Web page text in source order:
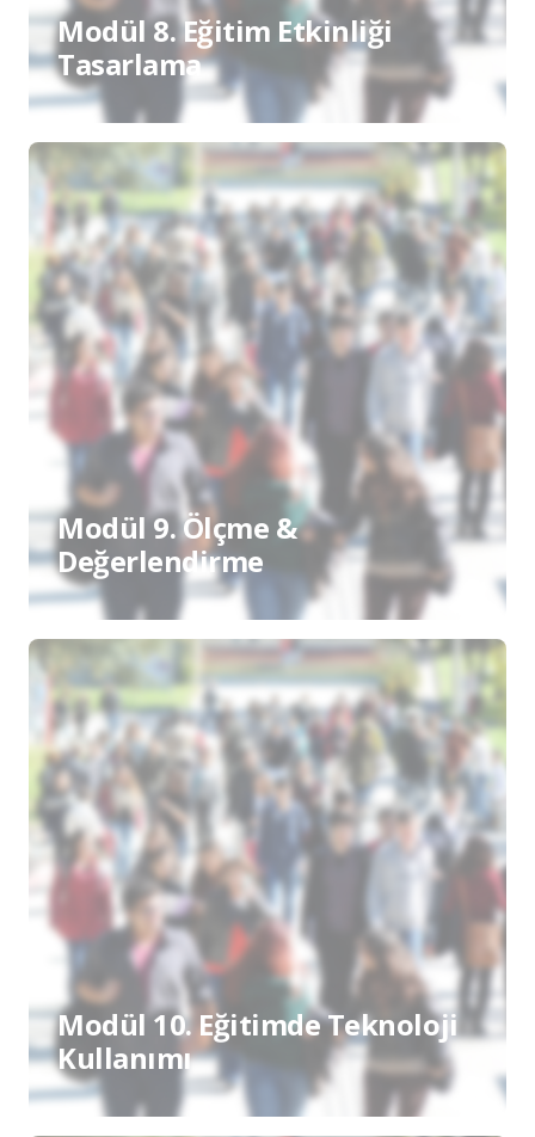
Modül 8. Eğitim Etkinliği
Tasarlama
Modül 9. Ölçme &
Değerlendirme
Modül 10. Eğitimde Teknoloji
Kullanımı